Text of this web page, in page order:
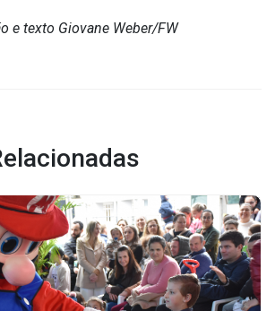
e texto Giovane Weber/FW